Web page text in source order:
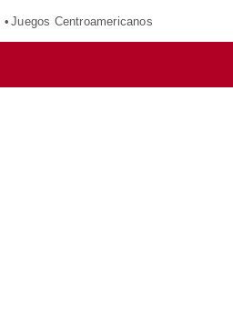
Juegos Centroamericanos